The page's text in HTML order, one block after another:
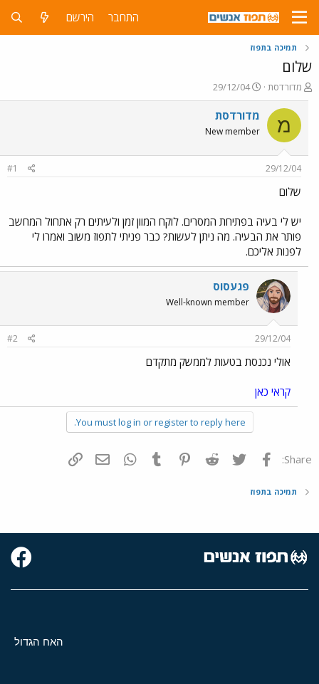
התחבר הירשם
תמיכה בתפוז
שלום
פ
ו
ת
ח
ה
ש
א
מדורדסת
פ
ו
ר
ס
ם
29/12/04
מ מדורדסת
New member
29/12/04
#1
שלום
יש לי בעיה בפתיחת המסרים. לוקח המוון זמן ולעיתים רק אתחול המחשב
פותר את הבעיה. מה ניתן לעשות? כבר פניתי לתפוז משוב ואמרו לי
לפנות אליכם.
פגעסוס
Well-known member
29/12/04
#2
אולי נכנסת בטעות לממשק מתקדם
קראי כאן
You must log in or register to reply here.
Share: פייסבוק Twitter
Reddit
Pinterest
Tumblr
WhatsAppדואר אלקטרוני
תמיכה בתפוז
האח הגדול